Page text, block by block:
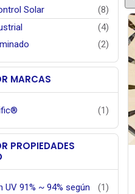
Solar
(8)
(4)
(2)
MARCAS
(1)
PROPIEDADES
UV 91% ~ 94% según
(1)